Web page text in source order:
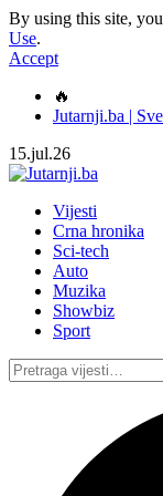
By using this site,
Use.
Accept
🔥
Jutarnji.ba |
15.jul.26
Vijesti
Crna hronika
Sci-tech
Auto
Muzika
Showbiz
Sport